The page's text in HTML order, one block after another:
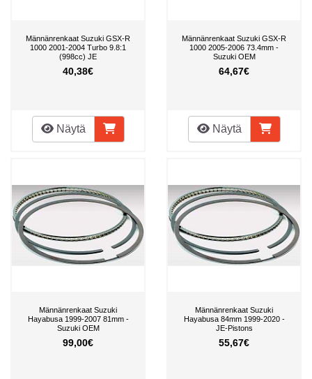
Männänrenkaat Suzuki GSX-R
1000 2001-2004 Turbo 9.8:1
(998cc) JE
40,38€
Näytä
Männänrenkaat Suzuki GSX-R
1000 2005-2006 73.4mm -
Suzuki OEM
64,67€
Näytä
Männänrenkaat Suzuki
Hayabusa 1999-2007 81mm -
Suzuki OEM
99,00€
Männänrenkaat Suzuki
Hayabusa 84mm 1999-2020 -
JE-Pistons
55,67€